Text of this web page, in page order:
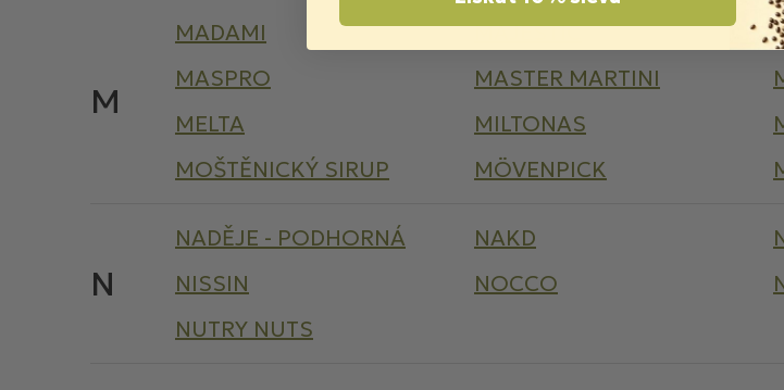
M
MADAMI MAJESTIC
MASPRO
MASTER MARTINI
MELTA
MILTONAS
MOŠTĚNICKÝ SIRUP
MÖVENPICK
N
NADĚJE - PODHORNÁ NAKD
NISSIN
NOCCO
NUTRY NUTS